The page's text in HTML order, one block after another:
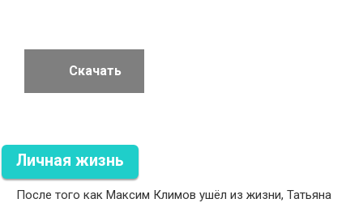
Скачать
Личная жизнь
После того как Максим Климов ушёл из жизни, Татьяна